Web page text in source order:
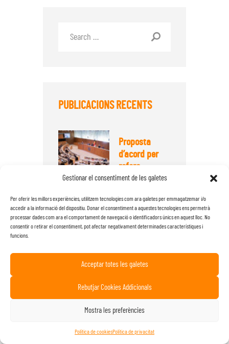
Gestionar el consentiment de les galetes
Per oferir les millors experiències, utilitzem tecnologies com ara galetes per emmagatzemar i/o
accedir a la informació del dispositiu. Donar el consentiment a aquestes tecnologies ens permetrà
processar dades com ara el comportament de navegació o identificadors únics en aquest lloc. No
consentir o retirar el consentiment, pot afectar negativament determinades característiques i
funcions.
Acceptar totes les galetes
Rebutjar Cookies Addicionals
Mostra les preferències
Política de cookiesPolítica de privacitat
PUBLICACIONS RECENTS
Proposta
d’acord per
reforç...
27 de May de 2026
Ciutadans
Compromesos
Compromesos